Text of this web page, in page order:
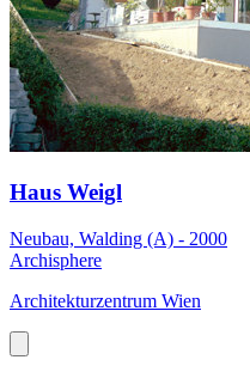
Haus Weigl
Neubau, Walding (A) - 2000
Archisphere
Architekturzentrum Wien